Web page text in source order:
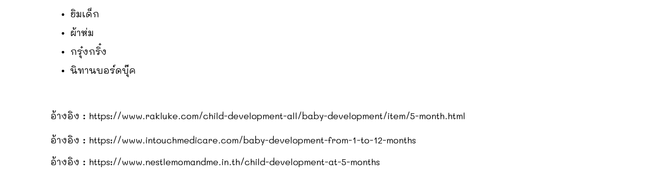
ยิมเด็ก
ผ้าห่ม
กรุ๋งกริ๋ง
นิทานบอร์ดบุ๊ค
อ้างอิง : https://www.rakluke.com/child-development-all/baby-development/item/5-month.html
อ้างอิง : https://www.intouchmedicare.com/baby-development-from-1-to-12-months
อ้างอิง : https://www.nestlemomandme.in.th/child-development-at-5-months